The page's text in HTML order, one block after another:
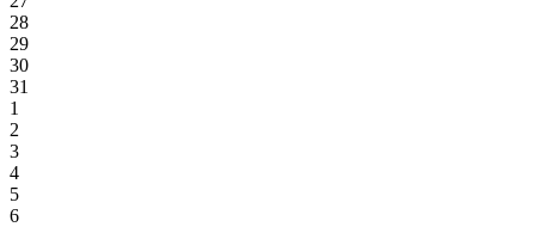
28
29
30
31
1
2
3
4
5
6